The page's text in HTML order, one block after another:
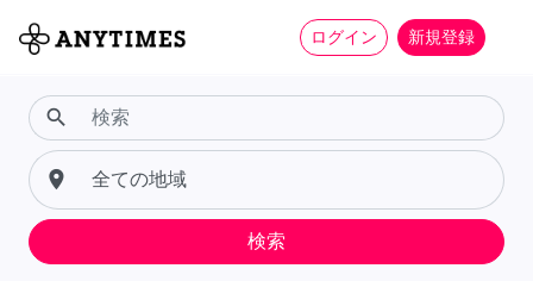
ログイン 新規登録
search
place
検索